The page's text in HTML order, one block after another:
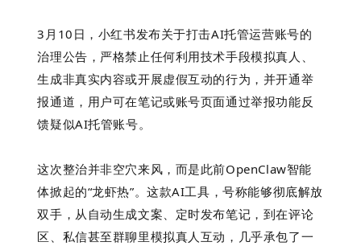
3月10日，小红书发布关于打击AI托管运营账号的
治理公告，严格禁止任何利用技术手段模拟真人、
生成非真实内容或开展虚假互动的行为，并开通举
报通道，用户可在笔记或账号页面通过举报功能反
馈疑似AI托管账号。
这次整治并非空穴来风，而是此前OpenClaw智能
体掀起的“龙虾热”。这款AI工具，号称能够彻底解放
双手，从自动生成文案、定时发布笔记，到在评论
区、私信甚至群聊里模拟真人互动，几乎承包了一